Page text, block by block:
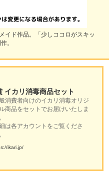
イド作品。「少しココロがスキッ
。
イカリ消毒商品セット
消費者向けのイカリ消毒オリジ
商品をセットでお届けいたしま
は各アカウントをご覧くださ
ikari.jp/